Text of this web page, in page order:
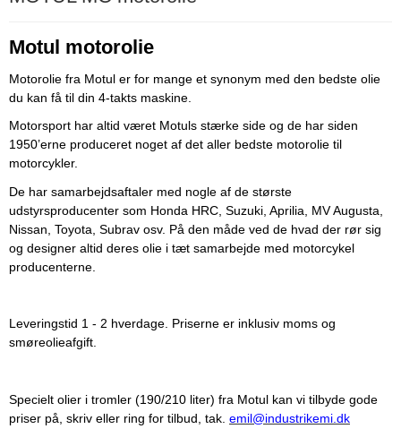
Motul motorolie
Motorolie fra Motul er for mange et synonym med den bedste olie
du kan få til din 4-takts maskine.
Motorsport har altid været Motuls stærke side og de har siden
1950’erne produceret noget af det aller bedste motorolie til
motorcykler.
De har samarbejdsaftaler med nogle af de største
udstyrsproducenter som Honda HRC, Suzuki, Aprilia, MV Augusta,
Nissan, Toyota, Subrav osv. På den måde ved de hvad der rør sig
og designer altid deres olie i tæt samarbejde med motorcykel
producenterne.
Leveringstid 1 - 2 hverdage. Priserne er inklusiv moms og
smøreolieafgift.
Specielt olier i tromler (190/210 liter) fra Motul kan vi tilbyde gode
priser på, skriv eller ring for tilbud, tak. emil@industrikemi.dk